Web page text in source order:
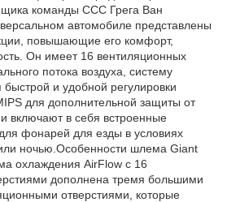
команды CCC Грега Ван
автомобиле представлены
повышающие его комфорт,
Он имеет 16 вентиляционных
потока воздуха, систему
и удобной регулировки
для дополнительной защиты от
включают в себя встроенные
фонарей для езды в условиях
ночью.Особенности шлема Giant
охлаждения AirFlow с 16
дополнена тремя большими
отверстиями, которые